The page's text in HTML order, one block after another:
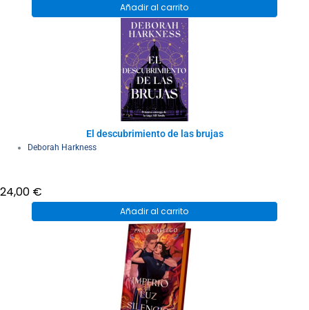
Añadir al carrito
El descubrimiento de las brujas
Deborah Harkness
24,00 €
Añadir al carrito